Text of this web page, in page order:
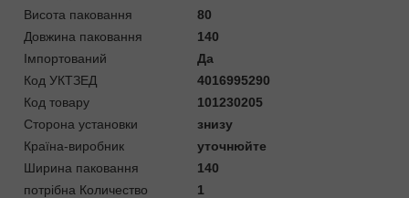
Висота паковання
80
Довжина паковання
140
Імпортований
Да
Код УКТЗЕД
4016995290
Код товару
101230205
Сторона установки
знизу
Країна-виробник
уточнюйте
Ширина паковання
140
потрібна Количество
1